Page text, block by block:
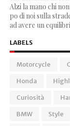
Alzi la mano chi
po di noi sulla
ad avere un
LABELS
Motorcycle
Honda
Curiosità
BMW
Style